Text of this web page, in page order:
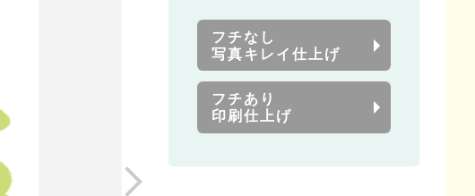
フチなし
写真キレイ仕上げ
フチあり
印刷仕上げ